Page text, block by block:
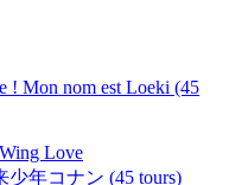
! Mon nom est Loeki (45
Love
少年コナン (45 tours)